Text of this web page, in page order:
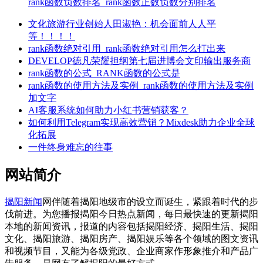
文化旅游行业创始人田淑艳：机会面前人人平
等！！！！
rank函数绝对引用_rank函数绝对引用怎么打出来
DEVELOP德凡荣耀担纲第七届进博会文印输出服务商
rank函数的公式_RANK函数的公式是
rank函数的使用方法及实例_rank函数的使用方法及实例
加文字
AI客服系统如何助力小红书营销获客？
如何利用Telegram实现高效营销？Mixdesk助力企业全球
化拓展
一件终身难忘的往事
网站简介
揭阳新闻 网伴随着揭阳地级市的设立而诞生，紧跟着时代的步
伐前进。为您播报揭阳今日热点新闻，每日最快速的更新揭阳
本地的新闻资讯，报道的内容包括揭阳经济、揭阳生活、揭阳
文化、揭阳旅游、揭阳房产、揭阳娱乐等各个领域的图文资讯
和视频节目，又能为各级党政、企业商家作形象推介和产品广